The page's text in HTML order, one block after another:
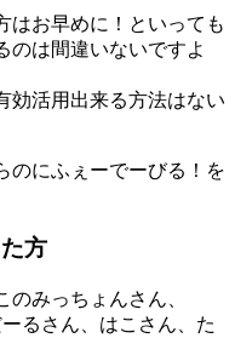
はお早めに！といっても
のは間違いないですよ
効活用出来る方法はない
のにふぇーでーびる！を
方
みっちょんさん、
るさん、はこさん、た